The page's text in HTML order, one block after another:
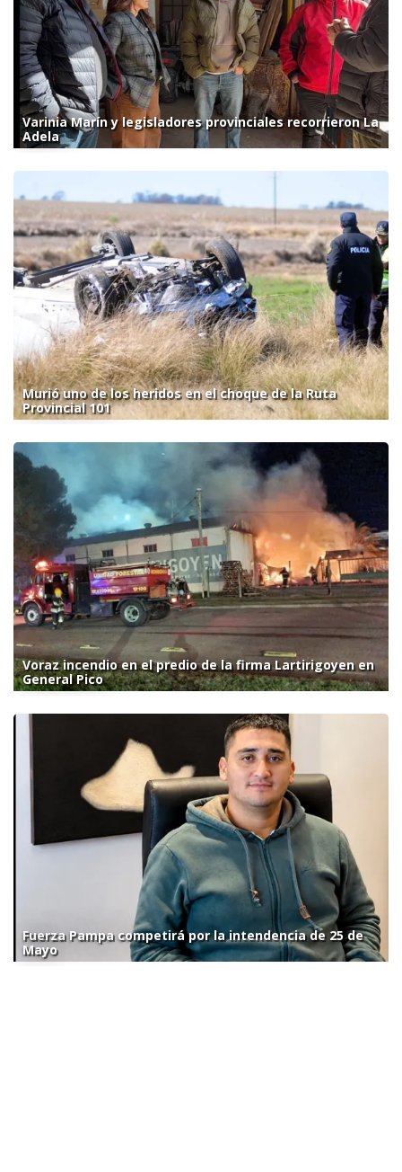
Varinia Marín y legisladores provinciales recorrieron La
Adela
Murió uno de los heridos en el choque de la Ruta
Provincial 101
Voraz incendio en el predio de la firma Lartirigoyen en
General Pico
Fuerza Pampa competirá por la intendencia de 25 de
Mayo